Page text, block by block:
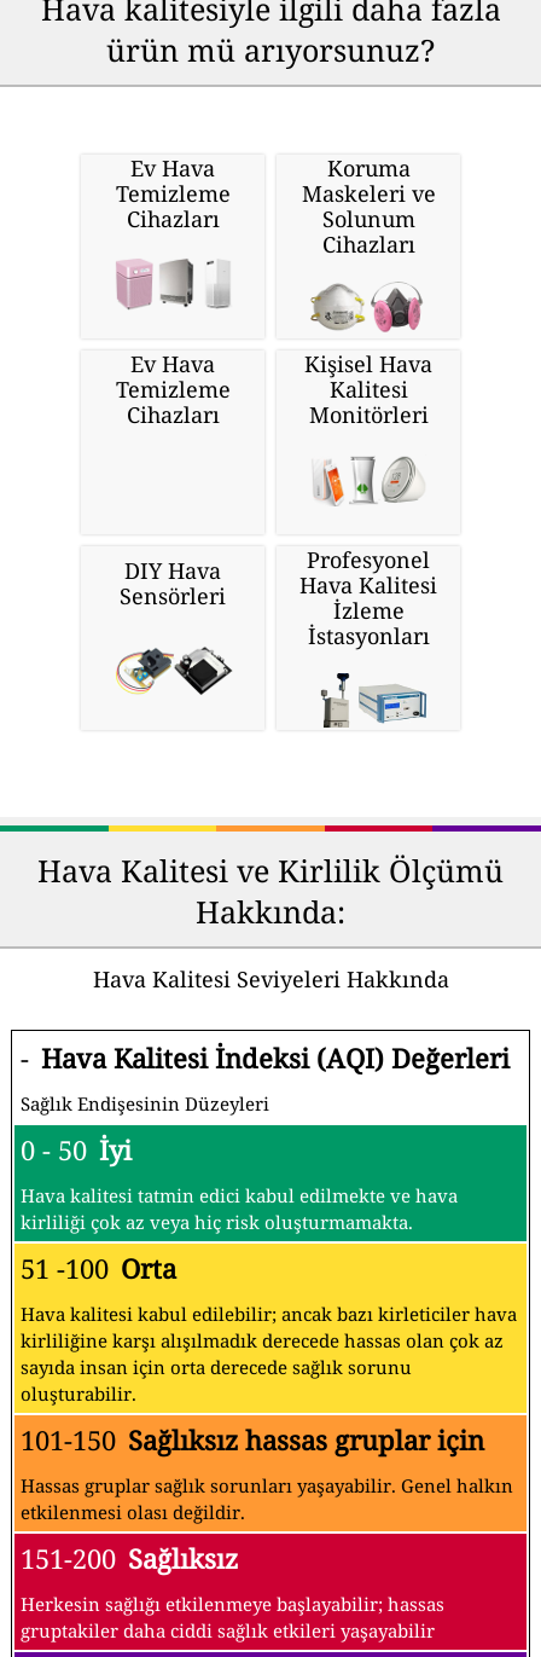
ürün mü arıyorsunuz?
Ev Hava
Temizleme
Cihazları
Koruma
Maskeleri ve
Solunum
Cihazları
Ev Hava
Temizleme
Cihazları
Kişisel Hava
Kalitesi
Monitörleri
DIY Hava
Sensörleri
Profesyonel
Hava Kalitesi
İzleme
İstasyonları
Hava Kalitesi ve Kirlilik Ölçümü
Hakkında:
Hava Kalitesi Seviyeleri Hakkında
- Hava Kalitesi İndeksi (AQI) Değerleri
Sağlık Endişesinin Düzeyleri
0 - 50 İyi
Hava kalitesi tatmin edici kabul edilmekte ve hava
kirliliği çok az veya hiç risk oluşturmamakta.
51 -100 Orta
Hava kalitesi kabul edilebilir; ancak bazı kirleticiler hava
kirliliğine karşı alışılmadık derecede hassas olan çok az
sayıda insan için orta derecede sağlık sorunu
oluşturabilir.
101-150 Sağlıksız hassas gruplar için
Hassas gruplar sağlık sorunları yaşayabilir. Genel halkın
etkilenmesi olası değildir.
151-200 Sağlıksız
Herkesin sağlığı etkilenmeye başlayabilir; hassas
gruptakiler daha ciddi sağlık etkileri yaşayabilir